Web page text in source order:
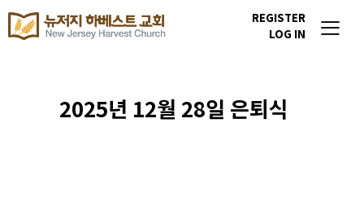
REGISTER
LOG IN
2025년 12월 28일 은퇴식